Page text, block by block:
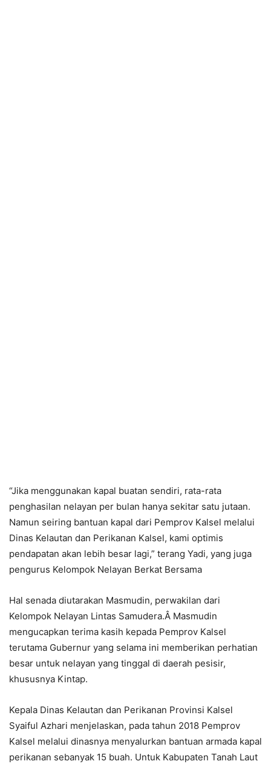
“Jika menggunakan kapal buatan sendiri, rata-rata
penghasilan nelayan per bulan hanya sekitar satu jutaan.
Namun seiring bantuan kapal dari Pemprov Kalsel melalui
Dinas Kelautan dan Perikanan Kalsel, kami optimis
pendapatan akan lebih besar lagi,” terang Yadi, yang juga
pengurus Kelompok Nelayan Berkat Bersama
Hal senada diutarakan Masmudin, perwakilan dari
Kelompok Nelayan Lintas Samudera.Â Masmudin
mengucapkan terima kasih kepada Pemprov Kalsel
terutama Gubernur yang selama ini memberikan perhatian
besar untuk nelayan yang tinggal di daerah pesisir,
khususnya Kintap.
Kepala Dinas Kelautan dan Perikanan Provinsi Kalsel
Syaiful Azhari menjelaskan, pada tahun 2018 Pemprov
Kalsel melalui dinasnya menyalurkan bantuan armada kapal
perikanan sebanyak 15 buah. Untuk Kabupaten Tanah Laut